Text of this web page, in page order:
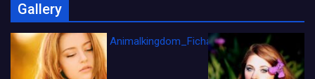
Gallery
Animalkingdom_FichaCine